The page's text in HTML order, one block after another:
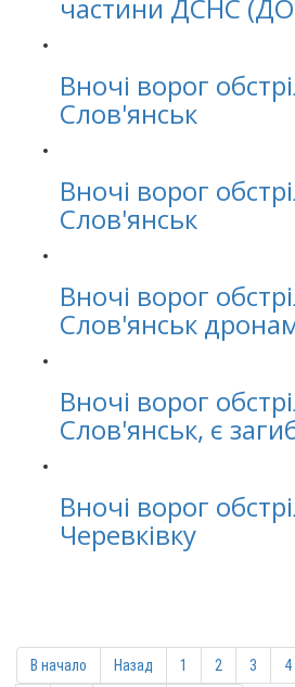
частини ДСНС
Вночі ворог
Слов'янськ
Вночі ворог
Слов'янськ
Вночі ворог
Слов'янськ
Вночі ворог
Слов'янськ, є
Вночі ворог
Черевківку
В начало Назад 1 2 3 4